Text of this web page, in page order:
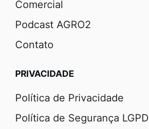
Comercial
Podcast AGRO2
Contato
PRIVACIDADE
Política de Privacidade
Política de Segurança LGPD